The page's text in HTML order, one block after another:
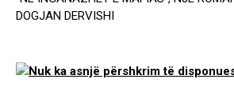
DOGJAN DERVISHI